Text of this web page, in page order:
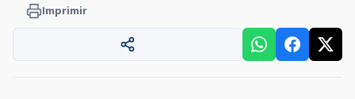
Imprimir